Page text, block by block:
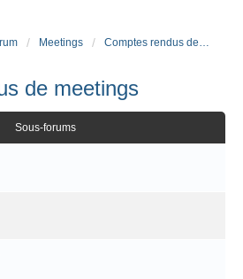
Meetings Comptes rendus de meetings
de meetings
Sous-forums